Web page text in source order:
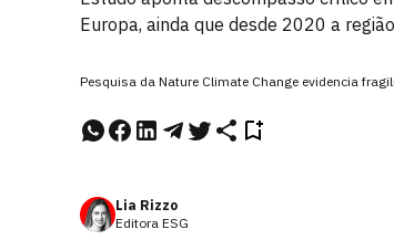
Europa, ainda que desde 2020 a
Pesquisa da Nature Climate Change evidencia
Lia Rizzo
Editora ESG